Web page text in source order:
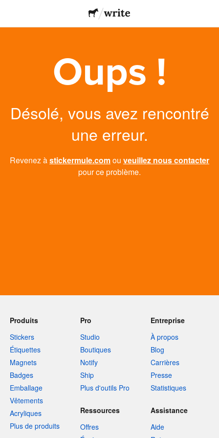
Oups !
Désolé, vous avez rencontré
une erreur.
Revenez àstickermule.comou veuillez nous contacter
pour ce problème.
Produits
Stickers
Étiquettes
Magnets
Badges
Emballage
Vêtements
Acryliques
Plus de produits
Pro
Studio
Boutiques
Notify
Ship
Plus d'outils Pro
Entreprise
À propos
Blog
Carrières
Presse
Statistiques
Ressources
Offres
Assistance
Aide